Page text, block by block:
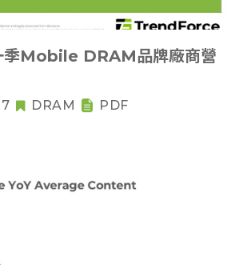
Mobile DRAM品牌廠商營
DRAM PDF